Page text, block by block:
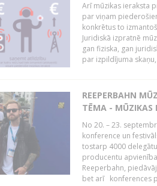
Arī mūzikas ieraksta
par viņam
konkrētus to
Juridiskā izpratnē
gan fiziska, gan
par izpildījuma
REEPERBAHN
TĒMA - MŪZIKAS
No 20. – 23.
konference un
tostarp 4000
producentu
Reeperbahn,
bet arī konferences